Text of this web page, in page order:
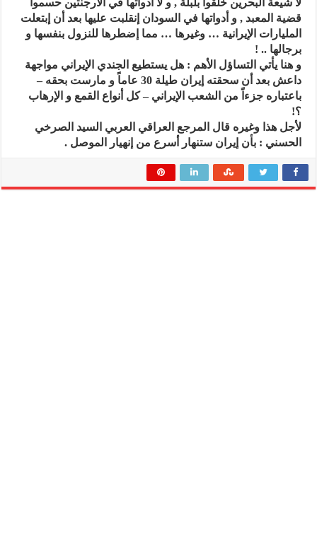
لا شيعة البحرين خلقوا بلبلة , و لا ادواتها في الأرجنتين حسموا
قضية المعبد , و أدواتها في السودان إنقلبت عليها بعد أن إبتعلت
المليارات الإيرانية … وغيرها … مما إضطرها للنزول بنفسها و
برجالها .. !
و هنا يأتي التساؤل الأهم : هل يستطيع الجندي الإيراني مواجهة
داعش بعد أن سحقته إيران طيلة 30 عاماً و مارست بحقه –
باعتباره جزءاً من الشعب الإيراني – كل أنواع القمع و الإرهاب
؟!
لأجل هذا وغيره قال المرجع العراقي العربي السيد الصرخي
الحسني : بأن إيران ستنهار أسرع من إنهيار الموصل .